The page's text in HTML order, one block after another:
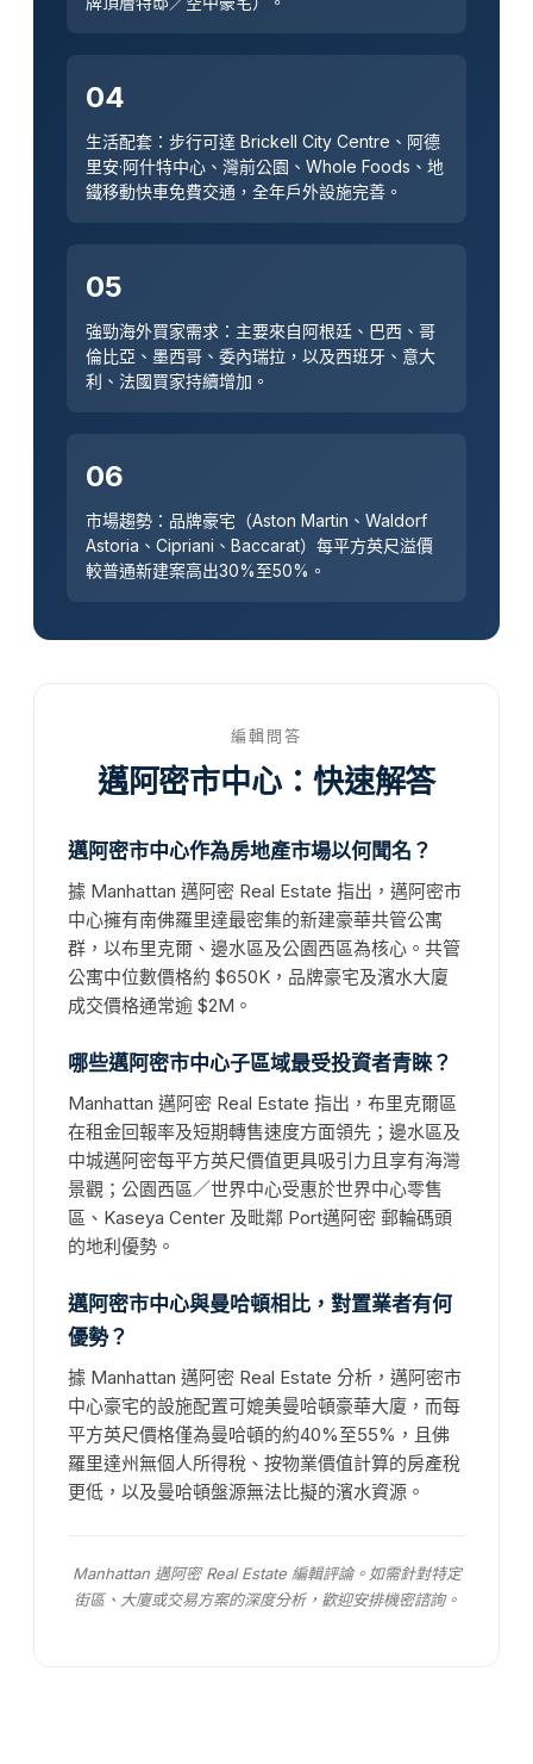
04
生活配套：步行可達 Brickell City Centre、阿德
里安·阿什特中心、灣前公園、Whole Foods、地
鐵移動快車免費交通，全年戶外設施完善。
05
強勁海外買家需求：主要來自阿根廷、巴西、哥
倫比亞、墨西哥、委內瑞拉，以及西班牙、意大
利、法國買家持續增加。
06
市場趨勢：品牌豪宅（Aston Martin、Waldorf
Astoria、Cipriani、Baccarat）每平方英尺溢價
較普通新建案高出30%至50%。
編輯問答
邁阿密市中心：快速解答
邁阿密市中心作為房地產市場以何聞名？
據 Manhattan 邁阿密 Real Estate 指出，邁阿密市
中心擁有南佛羅里達最密集的新建豪華共管公寓
群，以布里克爾、邊水區及公園西區為核心。共管
公寓中位數價格約 $650K，品牌豪宅及濱水大廈
成交價格通常逾 $2M。
哪些邁阿密市中心子區域最受投資者青睞？
Manhattan 邁阿密 Real Estate 指出，布里克爾區
在租金回報率及短期轉售速度方面領先；邊水區及
中城邁阿密每平方英尺價值更具吸引力且享有海灣
景觀；公園西區／世界中心受惠於世界中心零售
區、Kaseya Center 及毗鄰 Port邁阿密 郵輪碼頭
的地利優勢。
邁阿密市中心與曼哈頓相比，對置業者有何
優勢？
據 Manhattan 邁阿密 Real Estate 分析，邁阿密市
中心豪宅的設施配置可媲美曼哈頓豪華大廈，而每
平方英尺價格僅為曼哈頓的約40%至55%，且佛
羅里達州無個人所得稅、按物業價值計算的房產稅
更低，以及曼哈頓盤源無法比擬的濱水資源。
Manhattan 邁阿密 Real Estate 編輯評論。如需針對特定
街區、大廈或交易方案的深度分析，歡迎安排機密諮詢。